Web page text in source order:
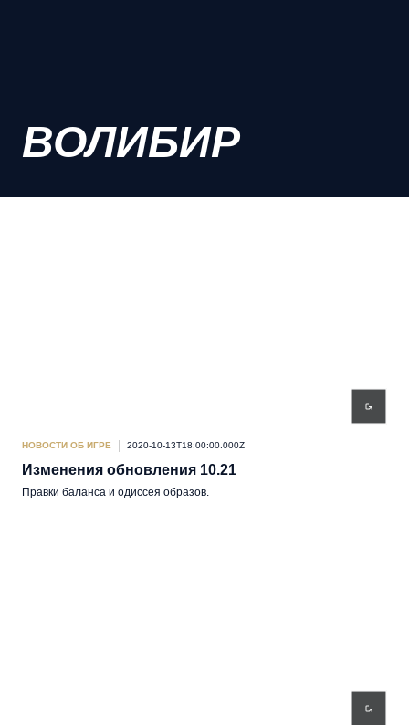
ВОЛИБИР
НОВОСТИ ОБ ИГРЕ 2020-10-13T18:00:00.000Z
Изменения обновления 10.21
Правки баланса и одиссея образов.